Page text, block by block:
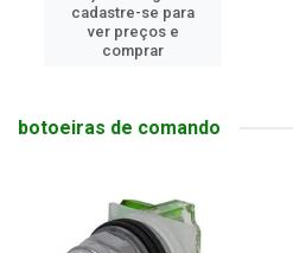
cadastre-se para
ver preços e
comprar
botoeiras de comando